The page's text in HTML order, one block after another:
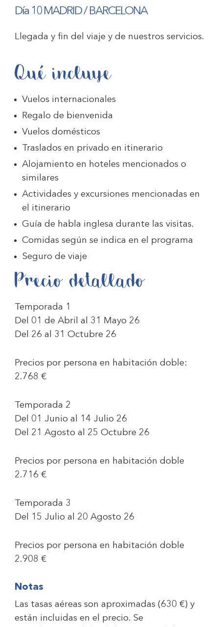
Día 10 MADRID / BARCELONA
Llegada y fin del viaje y de nuestros servicios.
Qué incluye
Vuelos internacionales
Regalo de bienvenida
Vuelos domésticos
Traslados en privado en itinerario
Alojamiento en hoteles mencionados o
similares
Actividades y excursiones mencionadas en
el itinerario
Guía de habla inglesa durante las visitas.
Comidas según se indica en el programa
Seguro de viaje
Precio detallado
Temporada 1
Del 01 de Abril al 31 Mayo 26
Del 26 al 31 Octubre 26
Precios por persona en habitación doble:
2.768 €
Temporada 2
Del 01 Junio al 14 Julio 26
Del 21 Agosto al 25 Octubre 26
Precios por persona en habitación doble
2.716 €
Temporada 3
Del 15 Julio al 20 Agosto 26
Precios por persona en habitación doble
2.908 €
Notas
Las tasas aéreas son aproximadas (630 €) y
están incluidas en el precio. Se